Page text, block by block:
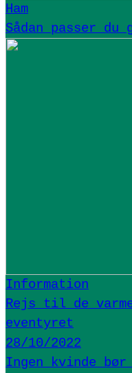
Ham
Sådan passer
Information
Rejs til de
eventyret
28/10/2022
Ingen kvinde